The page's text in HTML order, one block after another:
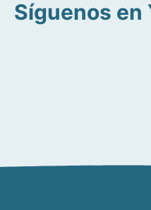
Síguenos en